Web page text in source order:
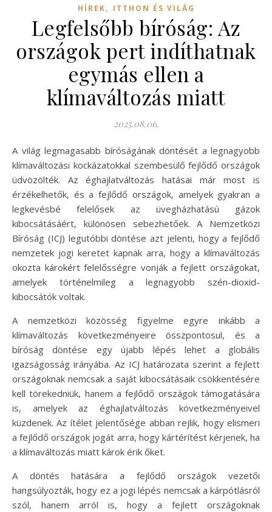
HÍREK, ITTHON ÉS VILÁG
Legfelsőbb bíróság: Az
országok pert indíthatnak
egymás ellen a
klímaváltozás miatt
2025.08.06.
A világ legmagasabb bíróságának döntését a legnagyobb
klímaváltozási kockázatokkal szembesülő fejlődő országok
üdvözölték. Az éghajlatváltozás hatásai már most is
érzékelhetők, és a fejlődő országok, amelyek gyakran a
legkevésbé felelősek az üvegházhatású gázok
kibocsátásáért, különösen sebezhetőek. A Nemzetközi
Bíróság (ICJ) legutóbbi döntése azt jelenti, hogy a fejlődő
nemzetek jogi keretet kapnak arra, hogy a klímaváltozás
okozta károkért felelősségre vonják a fejlett országokat,
amelyek történelmileg a legnagyobb szén-dioxid-
kibocsátók voltak.
A nemzetközi közösség figyelme egyre inkább a
klímaváltozás következményeire összpontosul, és a
bíróság döntése egy újabb lépés lehet a globális
igazságosság irányába. Az ICJ határozata szerint a fejlett
országoknak nemcsak a saját kibocsátásaik csökkentésére
kell törekedniük, hanem a fejlődő országok támogatására
is, amelyek az éghajlatváltozás következményeivel
küzdenek. Az ítélet jelentősége abban rejlik, hogy elismeri
a fejlődő országok jogát arra, hogy kártérítést kérjenek, ha
a klímaváltozás miatt károk érik őket.
A döntés hatására a fejlődő országok vezetői
hangsúlyozták, hogy ez a jogi lépés nemcsak a kárpótlásról
szól, hanem arról is, hogy a fejlett országoknak